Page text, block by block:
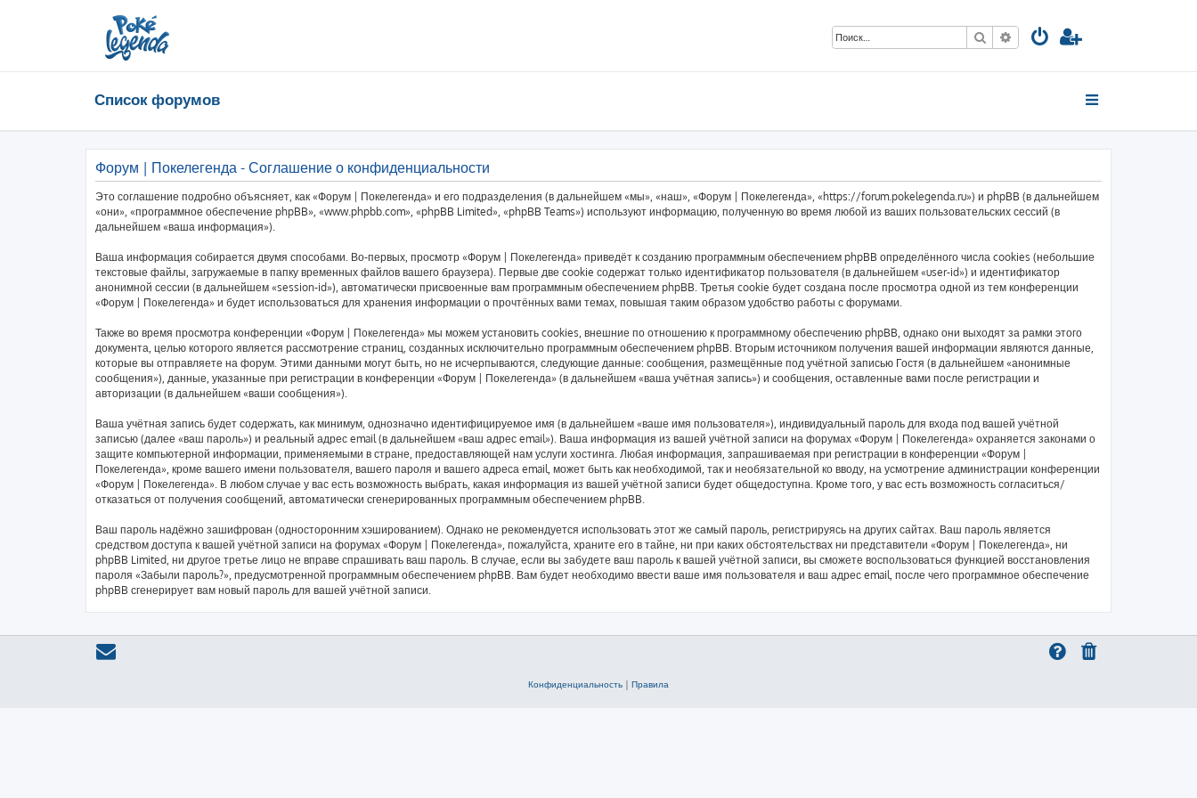
Поиск Расширенный поиск
Список форумов
Форум | Покелегенда - Соглашение о конфиденциальности
Это соглашение подробно объясняет, как «Форум | Покелегенда» и его подразделения (в дальнейшем «мы», «наш», «Форум | Покелегенда», «https://forum.pokelegenda.ru») и phpBB (в дальнейшем
«они», «программное обеспечение phpBB», «www.phpbb.com», «phpBB Limited», «phpBB Teams») используют информацию, полученную во время любой из ваших пользовательских сессий (в
дальнейшем «ваша информация»).
Ваша информация собирается двумя способами. Во-первых, просмотр «Форум | Покелегенда» приведёт к созданию программным обеспечением phpBB определённого числа cookies (небольшие
текстовые файлы, загружаемые в папку временных файлов вашего браузера). Первые две cookie содержат только идентификатор пользователя (в дальнейшем «user-id») и идентификатор
анонимной сессии (в дальнейшем «session-id»), автоматически присвоенные вам программным обеспечением phpBB. Третья cookie будет создана после просмотра одной из тем конференции
«Форум | Покелегенда» и будет использоваться для хранения информации о прочтённых вами темах, повышая таким образом удобство работы с форумами.
Также во время просмотра конференции «Форум | Покелегенда» мы можем установить cookies, внешние по отношению к программному обеспечению phpBB, однако они выходят за рамки этого
документа, целью которого является рассмотрение страниц, созданных исключительно программным обеспечением phpBB. Вторым источником получения вашей информации являются данные,
которые вы отправляете на форум. Этими данными могут быть, но не исчерпываются, следующие данные: сообщения, размещённые под учётной записью Гостя (в дальнейшем «анонимные
сообщения»), данные, указанные при регистрации в конференции «Форум | Покелегенда» (в дальнейшем «ваша учётная запись») и сообщения, оставленные вами после регистрации и
авторизации (в дальнейшем «ваши сообщения»).
Ваша учётная запись будет содержать, как минимум, однозначно идентифицируемое имя (в дальнейшем «ваше имя пользователя»), индивидуальный пароль для входа под вашей учётной
записью (далее «ваш пароль») и реальный адрес email (в дальнейшем «ваш адрес email»). Ваша информация из вашей учётной записи на форумах «Форум | Покелегенда» охраняется законами о
защите компьютерной информации, применяемыми в стране, предоставляющей нам услуги хостинга. Любая информация, запрашиваемая при регистрации в конференции «Форум |
Покелегенда», кроме вашего имени пользователя, вашего пароля и вашего адреса email, может быть как необходимой, так и необязательной ко вводу, на усмотрение администрации конференции
«Форум | Покелегенда». В любом случае у вас есть возможность выбрать, какая информация из вашей учётной записи будет общедоступна. Кроме того, у вас есть возможность согласиться/
отказаться от получения сообщений, автоматически сгенерированных программным обеспечением phpBB.
Ваш пароль надёжно зашифрован (односторонним хэшированием). Однако не рекомендуется использовать этот же самый пароль, регистрируясь на других сайтах. Ваш пароль является
средством доступа к вашей учётной записи на форумах «Форум | Покелегенда», пожалуйста, храните его в тайне, ни при каких обстоятельствах ни представители «Форум | Покелегенда», ни
phpBB Limited, ни другое третье лицо не вправе спрашивать ваш пароль. В случае, если вы забудете ваш пароль к вашей учётной записи, вы сможете воспользоваться функцией восстановления
пароля «Забыли пароль?», предусмотренной программным обеспечением phpBB. Вам будет необходимо ввести ваше имя пользователя и ваш адрес email, после чего программное обеспечение
phpBB сгенерирует вам новый пароль для вашей учётной записи.
Конфиденциальность | Правила